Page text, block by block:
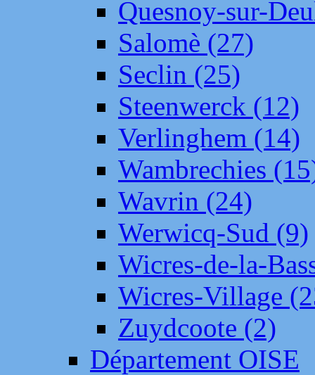
Quesnoy-sur-
Salomè (27)
Seclin (25)
Steenwerck (12)
Verlinghem (14)
Wambrechies
Wavrin (24)
Werwicq-Sud (9)
Wicres-de-la-
Wicres-Village
Zuydcoote (2)
Département OISE